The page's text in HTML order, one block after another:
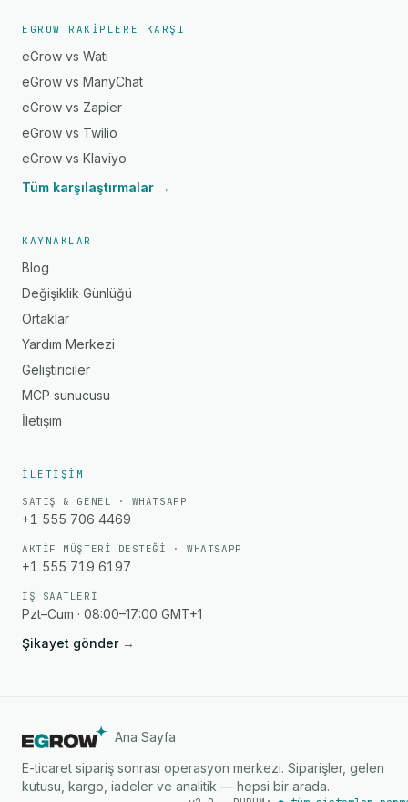
EGROW RAKIPLERE KARŞI
eGrow vs Wati
eGrow vs ManyChat
eGrow vs Zapier
eGrow vs Twilio
eGrow vs Klaviyo
Tüm karşılaştırmalar →
KAYNAKLAR
Blog
Değişiklik Günlüğü
Ortaklar
Yardım Merkezi
Geliştiriciler
MCP sunucusu
İletişim
İLETIŞIM
SATIŞ & GENEL · WHATSAPP
+1 555 706 4469
AKTIF MÜŞTERI DESTEĞI · WHATSAPP
+1 555 719 6197
İŞ SAATLERI
Pzt–Cum · 08:00–17:00 GMT+1
Şikayet gönder →
Ana Sayfa
E-ticaret sipariş sonrası operasyon merkezi. Siparişler, gelen
kutusu, kargo, iadeler ve analitik — hepsi bir arada.